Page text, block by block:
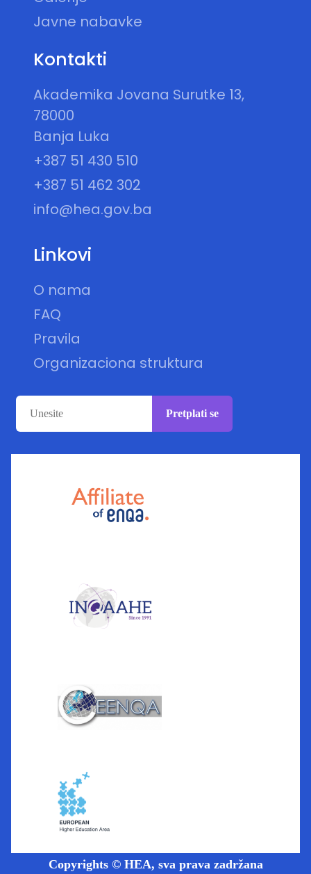
Javne nabavke
Kontakti
Akademika Jovana Surutke 13,
78000
Banja Luka
+387 51 430 510
+387 51 462 302
info@hea.gov.ba
Linkovi
O nama
FAQ
Pravila
Organizaciona struktura
Pretplati se
Copyrights © HEA, sva prava zadržana